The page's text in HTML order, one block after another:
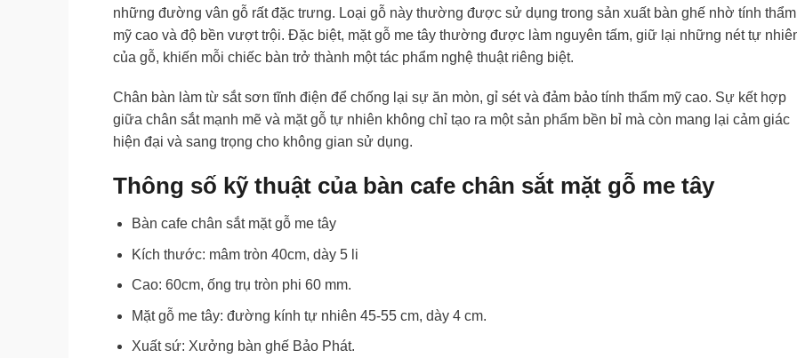
những đường vân gỗ rất đặc trưng. Loại gỗ này thường được sử dụng trong sản xuất bàn ghế nhờ tính thẩm
mỹ cao và độ bền vượt trội. Đặc biệt, mặt gỗ me tây thường được làm nguyên tấm, giữ lại những nét tự
của gỗ, khiến mỗi chiếc bàn trở thành một tác phẩm nghệ thuật riêng biệt.
Chân bàn làm từ sắt sơn tĩnh điện để chống lại sự ăn mòn, gỉ sét và đảm bảo tính thẩm mỹ cao. Sự kết hợp
giữa chân sắt mạnh mẽ và mặt gỗ tự nhiên không chỉ tạo ra một sản phẩm bền bỉ mà còn mang lại cảm giác
hiện đại và sang trọng cho không gian sử dụng.
Thông số kỹ thuật của bàn cafe chân sắt mặt gỗ me tây
Bàn cafe chân sắt mặt gỗ me tây
Kích thước: mâm tròn 40cm, dày 5 li
Cao: 60cm, ống trụ tròn phi 60 mm.
Mặt gỗ me tây: đường kính tự nhiên 45-55 cm, dày 4 cm.
Xuất sứ: Xưởng bàn ghế Bảo Phát.